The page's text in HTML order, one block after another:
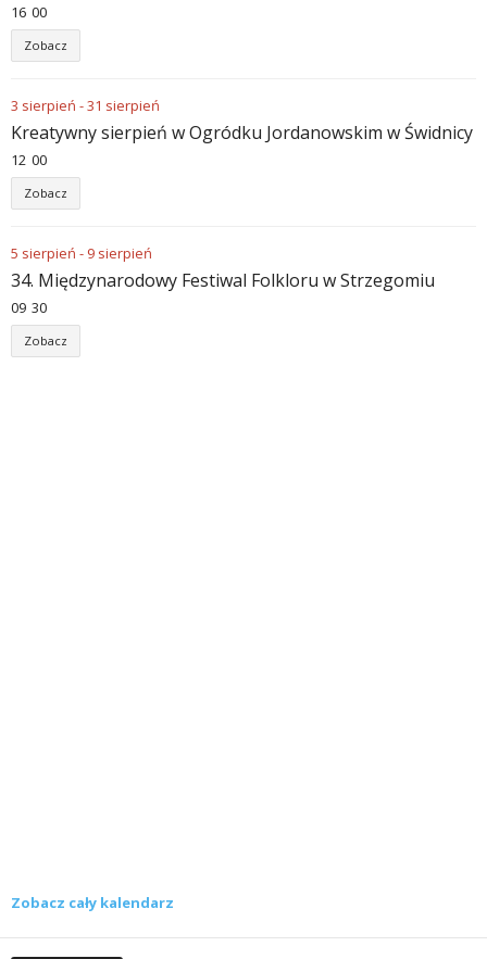
16 00
Zobacz
3 sierpień -31 sierpień
Kreatywny sierpień w Ogródku Jordanowskim w Świdnicy
12 00
Zobacz
5 sierpień - 9 sierpień
34. Międzynarodowy Festiwal Folkloru w Strzegomiu
09 30
Zobacz
Zobacz cały kalendarz